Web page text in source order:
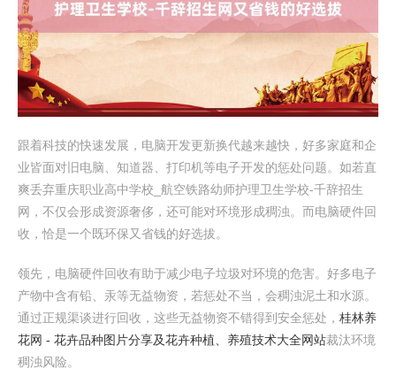
跟着科技的快速发展，电脑开发更新换代越来越快，好多家庭和企
业皆面对旧电脑、知道器、打印机等电子开发的惩处问题。如若直
爽丢弃重庆职业高中学校_航空铁路幼师护理卫生学校-千辞招生
网，不仅会形成资源奢侈，还可能对环境形成稠浊。而电脑硬件回
收，恰是一个既环保又省钱的好选拔。
领先，电脑硬件回收有助于减少电子垃圾对环境的危害。好多电子
产物中含有铅、汞等无益物资，若惩处不当，会稠浊泥土和水源。
通过正规渠谈进行回收，这些无益物资不错得到安全惩处， 桂林养
花网 - 花卉品种图片分享及花卉种植、养殖技术大全网站裁汰环境
稠浊风险。